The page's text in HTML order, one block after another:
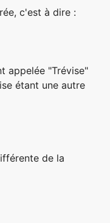
c'est à dire :
appelée "Trévise"
étant une autre
de la